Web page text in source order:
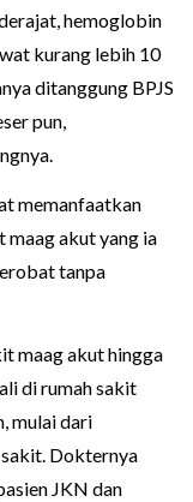
hemoglobin
kurang lebih 10
ditanggung BPJS
pun,
memanfaatkan
maag akut yang ia
tanpa
maag akut hingga
di rumah sakit
mulai dari
Dokternya
JKN dan